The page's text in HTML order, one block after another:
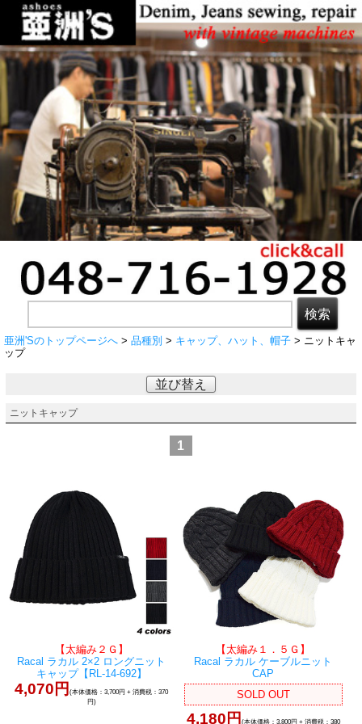
亜洲'Sのトップページへ > 品種別 > キャップ、ハット、帽子 > ニットキャ
ップ
並び替え
ニットキャップ
1
【太編み２Ｇ】
Racal ラカル 2×2 ロングニット
キャップ【RL-14-692】
4,070円(本体価格：3,700円 + 消費税：370
円)
【太編み１．５Ｇ】
Racal ラカル ケーブルニット
CAP
SOLD OUT
4,180円 (本体価格：3,800円 + 消費税：380